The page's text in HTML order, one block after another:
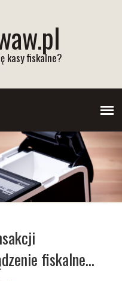
kasy fiskalne?
fiskalne…